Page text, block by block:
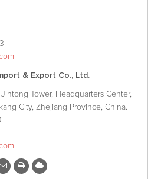
& Export Co., Ltd.
Tower, Headquarters Center,
City, Zhejiang Province, China.